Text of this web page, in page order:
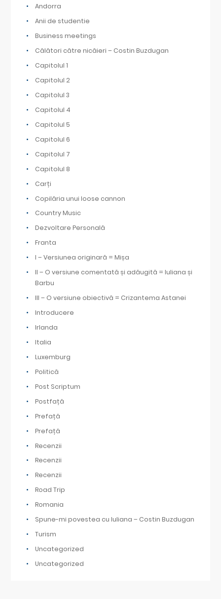
Andorra
Anii de studentie
Business meetings
Călători către nicăieri – Costin Buzdugan
Capitolul 1
Capitolul 2
Capitolul 3
Capitolul 4
Capitolul 5
Capitolul 6
Capitolul 7
Capitolul 8
Carți
Copilăria unui loose cannon
Country Music
Dezvoltare Personală
Franta
I – Versiunea originară = Mișa
II – O versiune comentată și adăugită = Iuliana și
Barbu
III – O versiune obiectivă = Crizantema Astanei
Introducere
Irlanda
Italia
Luxemburg
Politică
Post Scriptum
Postfață
Prefață
Prefață
Recenzii
Recenzii
Recenzii
Road Trip
Romania
Spune-mi povestea cu Iuliana – Costin Buzdugan
Turism
Uncategorized
Uncategorized